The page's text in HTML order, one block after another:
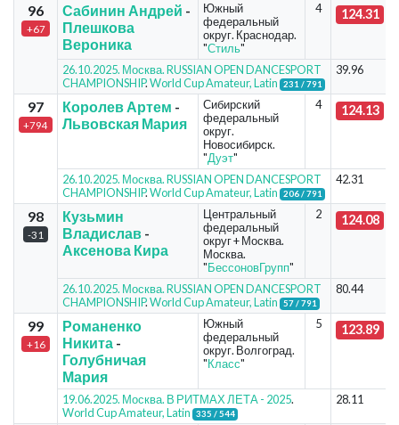
96
+67
Сабинин Андрей -
Плешкова
Вероника
Южный
федеральный
округ. Краснодар.
"Стиль"
4 124.31
26.10.2025. Москва. RUSSIAN OPEN DANCESPORT
CHAMPIONSHIP.World Cup Amateur, Latin 231 / 791
39.96
97
+794
Королев Артем -
Львовская Мария
Сибирский
федеральный
округ.
Новосибирск.
"Дуэт"
4 124.13
26.10.2025. Москва. RUSSIAN OPEN DANCESPORT
CHAMPIONSHIP.World Cup Amateur, Latin 206 / 791
42.31
98
-31
Кузьмин
Владислав-
Аксенова Кира
Центральный
федеральный
округ + Москва.
Москва.
"БессоновГрупп"
2 124.08
26.10.2025. Москва. RUSSIAN OPEN DANCESPORT
CHAMPIONSHIP.World Cup Amateur, Latin 57 / 791
80.44
99
+16
Романенко
Никита-
Голубничая
Мария
Южный
федеральный
округ. Волгоград.
"Класс"
5 123.89
19.06.2025. Москва. В РИТМАХ ЛЕТА - 2025.
World Cup Amateur, Latin
335 / 544
28.11